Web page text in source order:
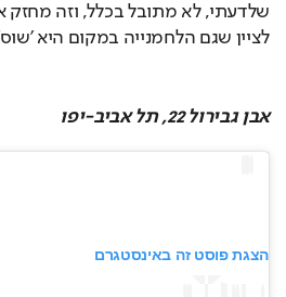
לציין שגם הלחמנייה במקום היא 'שוס'".
אבן גבירול 22, תל אביב-יפו
הצגת פוסט זה באינסטגרם